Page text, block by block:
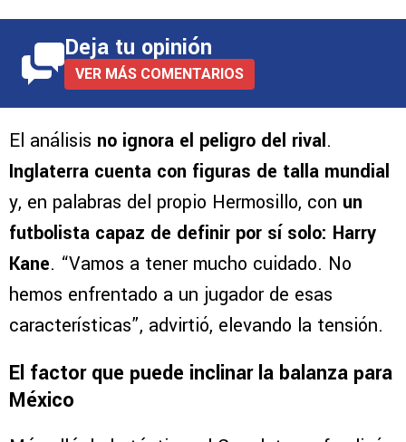
Deja tu opinión
VER MÁS COMENTARIOS
El análisis no ignora el peligro del rival.
Inglaterra cuenta con figuras de talla mundial
y, en palabras del propio Hermosillo, con un
futbolista capaz de definir por sí solo: Harry
Kane. “Vamos a tener mucho cuidado. No
hemos enfrentado a un jugador de esas
características”, advirtió, elevando la tensión.
El factor que puede inclinar la balanza para
México